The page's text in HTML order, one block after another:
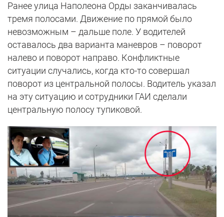
Ранее улица Наполеона Орды заканчивалась
тремя полосами. Движение по прямой было
невозможным – дальше поле. У водителей
оставалось два варианта маневров – поворот
налево и поворот направо. Конфликтные
ситуации случались, когда кто-то совершал
поворот из центральной полосы. Водитель указал
на эту ситуацию и сотрудники ГАИ сделали
центральную полосу тупиковой.